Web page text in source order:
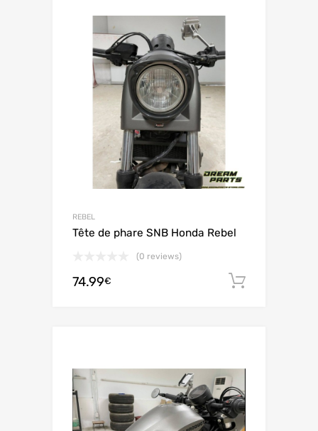
REBEL
Tête de phare SNB Honda Rebel
(0 reviews)
74.99€